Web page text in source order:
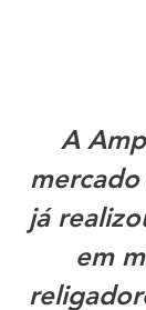
A
já
em